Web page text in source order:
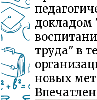
докладом
труда" в
новых